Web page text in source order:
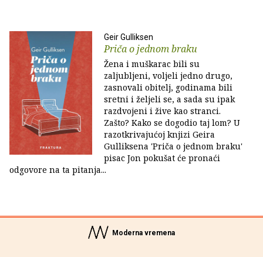
Geir Gulliksen
Priča o jednom braku
Žena i muškarac bili su
zaljubljeni, voljeli jedno drugo,
zasnovali obitelj, godinama bili
sretni i željeli se, a sada su ipak
razdvojeni i žive kao stranci.
Zašto? Kako se dogodio taj lom? U
razotkrivajućoj knjizi Geira
Gulliksena 'Priča o jednom braku'
pisac Jon pokušat će pronaći
odgovore na ta pitanja...
Moderna vremena